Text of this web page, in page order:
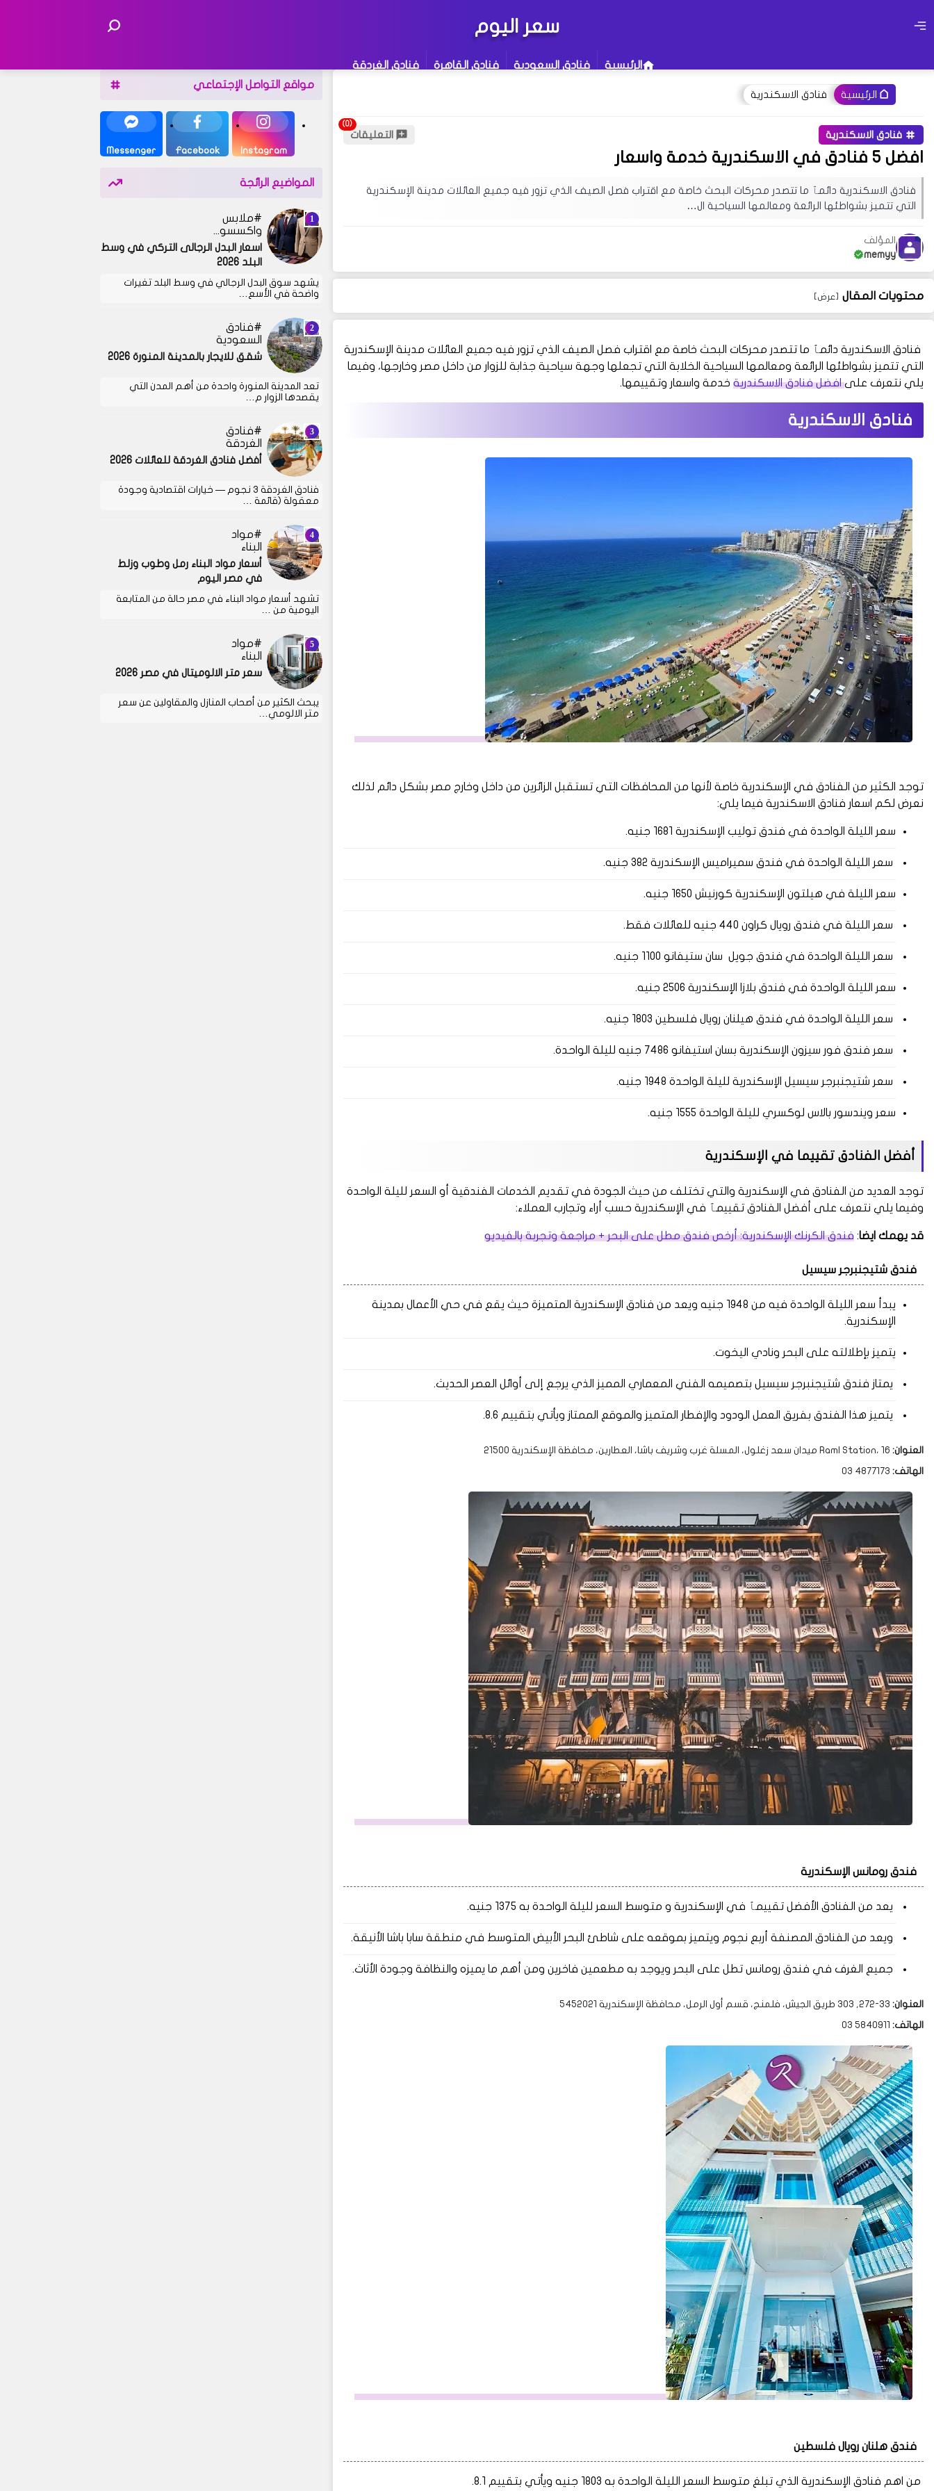
سعر اليوم
الرئيسية فنادق السعودية فنادق القاهرة فنادق الغردقة
فصل الشتاء تاريخ إطلاق ويندوز 12
قد يهمك البحث عن عبارات معينة في مدونتنا ، إذا لم تجد نتيجة لبحثك نقترح عليك
تجربة زيارة إحدى الأقسام فهناك محتوى مثير للإهتمام قد يروق لك !
الرئيسية فنادق الاسكندرية
فنادق الاسكندرية التعليقات
افضل 5 فنادق في الاسكندرية خدمة واسعار
فنادق الاسكندرية دائمٱ ما تتصدر محركات البحث خاصة مع اقتراب فصل الصيف الذي تزور فيه جميع العائلات مدينة الإسكندرية
التي تتميز بشواطئها الرائعة ومعالمها السياحية ال…
المؤلف
memyy
محتويات المقال
فنادق الاسكندرية دائمٱ ما تتصدر محركات البحث خاصة مع اقتراب فصل الصيف الذي تزور فيه جميع العائلات مدينة الإسكندرية
التي تتميز بشواطئها الرائعة ومعالمها السياحية الخلابة التي تجعلها وجهة سياحية جذابة للزوار من داخل مصر وخارجها، وفيما
يلي نتعرف علىافضل فنادق الاسكندرية خدمة واسعار وتقييمها.
فنادق الاسكندرية
توجد الكثير من الفنادق في الإسكندرية خاصة لأنها من المحافظات التي تستقبل الزائرين من داخل وخارج مصر بشكل دائم لذلك
نعرض لكم اسعار فنادق الاسكندرية فيما يلي:
سعر الليلة الواحدة في فندق توليب الإسكندرية 1681 جنيه.
سعر الليلة الواحدة في فندق سميراميس الإسكندرية 382 جنيه.
سعر الليلة في هيلتون الإسكندرية كورنيش 1650 جنيه.
سعر الليلة في فندق رويال كراون 440 جنيه للعائلات فقط.
سعر الليلة الواحدة في فندق جويل سان ستيفانو 1100 جنيه.
سعر الليلة الواحدة في فندق بلازا الإسكندرية 2506 جنيه.
سعر الليلة الواحدة في فندق هيلنان رويال فلسطين 1803 جنيه.
سعر فندق فور سيزون الإسكندرية بسان استيفانو 7486 جنيه لليلة الواحدة.
سعر شتيجنبرجر سيسيل الإسكندرية لليلة الواحدة 1948 جنيه.
سعر ويندسور بالاس لوكسري لليلة الواحدة 1555 جنيه.
أفضل الفنادق تقييما في الإسكندرية
توجد العديد من الفنادق في الإسكندرية والتي تختلف من حيث الجودة في تقديم الخدمات الفندقية أو السعر لليلة الواحدة
وفيما يلي نتعرف على أفضل الفنادق تقييمٱ في الإسكندرية حسب أراء وتجارب العملاء:
قد يهمك ايضا: فندق الكرنك الإسكندرية: أرخص فندق مطل على البحر + مراجعة وتجربة بالفيديو
فندق شتيجنبرجر سيسيل
يبدأ سعر الليلة الواحدة فيه من 1948 جنيه ويعد من فنادق الإسكندرية المتميزة حيث يقع في حي الأعمال بمدينة
الإسكندرية.
يتميز بإطلالته على البحر ونادي اليخوت.
يمتاز فندق شتيجنبرجر سيسيل بتصميمه الفني المعماري المميز الذي يرجع إلى أوائل العصر الحديث.
يتميز هذا الفندق بفريق العمل الودود والإفطار المتميز والموقع الممتاز ويأتي بتقييم 8.6.
العنوان: Raml Station، 16 ميدان سعد زغلول، المسلة غرب وشريف باشا، العطارين، محافظة الإسكندرية 21500
الهاتف: 03 4877173
فندق رومانس الإسكندرية
يعد من الفنادق الأفضل تقييمٱ في الإسكندرية و متوسط السعر لليلة الواحدة به 1375 جنيه.
ويعد من الفنادق المصنفة أربع نجوم ويتميز بموقعه على شاطئ البحر الأبيض المتوسط في منطقة سابا باشا الأنيقة.
جميع الغرف في فندق رومانس تطل على البحر ويوجد به مطعمين فاخرين ومن أهم ما يميزه والنظافة وجودة الأثاث.
العنوان: 33-272, 303 طريق الجيش، فلمنج، قسم أول الرمل، محافظة الإسكندرية 5452021
الهاتف: 03 5840911
فندق هلنان رويال فلسطين
من اهم فنادق الإسكندرية الذي تبلغ متوسط السعر الليلة الواحدة به 1803 جنيه ويأتي بتقييم 8.1.
مواقع التواصل الإجتماعي
Instagram
Facebook
Messenger
المواضيع الرائجة
ملابس
واكسسوارات
اسعار البدل الرجالى التركي في وسط
البلد 2026
يشهد سوق البدل الرجالي في وسط البلد تغيرات
واضحة في الأسع…
فنادق
السعودية
شقق للايجار بالمدينة المنورة 2026
تعد المدينة المنورة واحدة من أهم المدن التي
يقصدها الزوار م…
فنادق
الغردقة
أفضل فنادق الغردقة للعائلات 2026
فنادق الغردقة 3 نجوم — خيارات اقتصادية وجودة
معقولة (قائمة …
مواد
البناء
أسعار مواد البناء رمل وطوب وزلط
في مصر اليوم
تشهد أسعار مواد البناء في مصر حالة من المتابعة
اليومية من …
مواد
البناء
سعر متر الالوميتال في مصر 2026
يبحث الكثير من أصحاب المنازل والمقاولين عن سعر
متر الالومي…